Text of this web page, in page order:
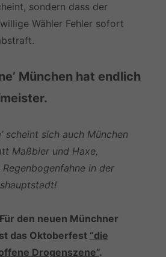
sondern dass der
Wähler Fehler sofort
München hat endlich
scheint sich auch München
Maßbier und Haxe,
in der
den neuen Münchner
das Oktoberfest “die
Drogenszene”.